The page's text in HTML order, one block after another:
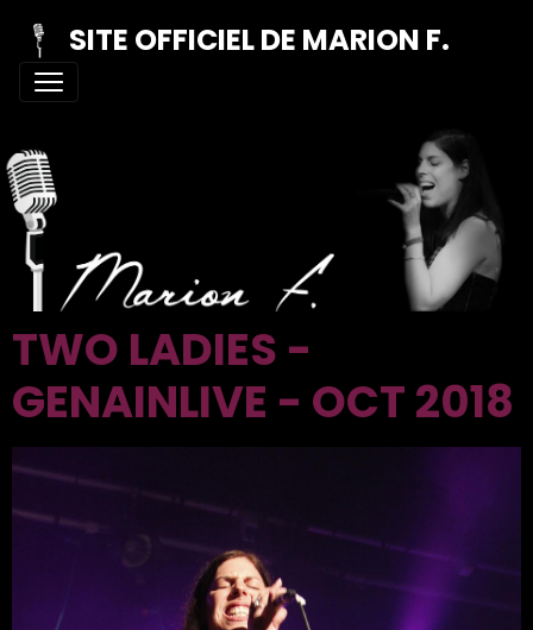
SITE OFFICIEL DE MARION F.
TWO LADIES -
GENAINLIVE - OCT 2018